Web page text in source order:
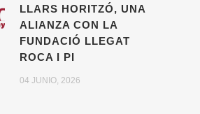
LLARS HORITZÓ, UNA
ALIANZA CON LA
FUNDACIÓ LLEGAT
ROCA I PI
04 JUNIO, 2026